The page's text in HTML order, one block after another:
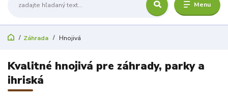
Menu
Záhrada Hnojivá
Kvalitné hnojivá pre záhrady, parky a
ihriská